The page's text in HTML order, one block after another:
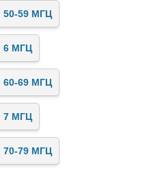
59 МГЦ
МГЦ
69 МГЦ
МГЦ
79 МГЦ